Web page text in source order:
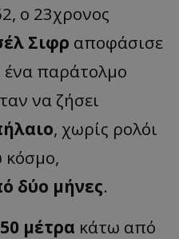
ο 23χρονος
Σιφρ αποφάσισε
παράτολμο
να ζήσει
, χωρίς ρολόι
κόσμο,
δύο μήνες.
μέτρα κάτω από